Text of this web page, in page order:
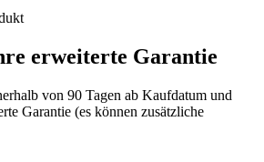
erweiterte Garantie
von 90 Tagen ab Kaufdatum und
Garantie (es können zusätzliche